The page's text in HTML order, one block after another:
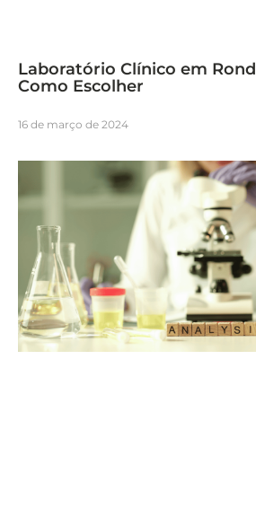
Laboratório Clínico em
Como Escolher
16 de março de 2024